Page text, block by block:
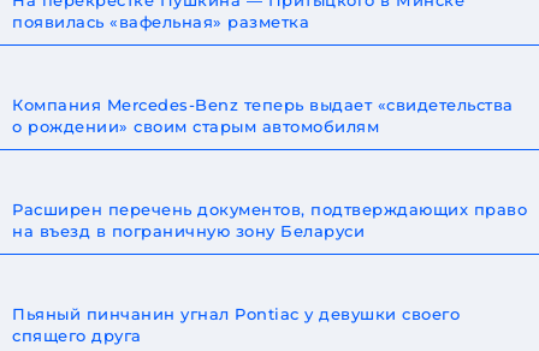
появилась «вафельная» разметка
Компания Mercedes-Benz теперь выдает «свидетельства
о рождении» своим старым автомобилям
Расширен перечень документов, подтверждающих право
на въезд в пограничную зону Беларуси
Пьяный пинчанин угнал Pontiac у девушки своего
спящего друга